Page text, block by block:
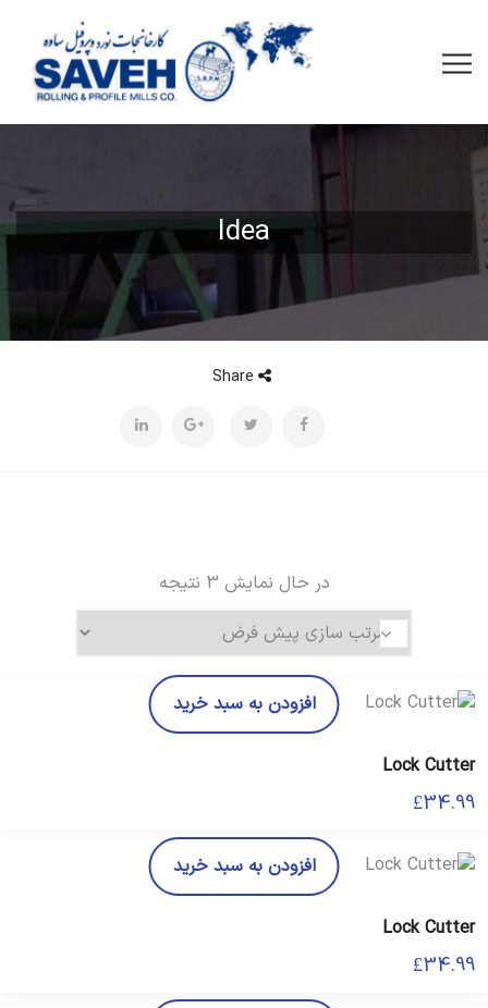
Idea
در حال نمایش 3 نتیجه
افزودن به سبد خرید
Lock Cutter
£34.99
افزودن به سبد خرید
Lock Cutter
£34.99